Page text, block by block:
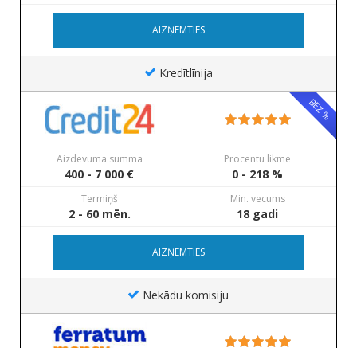
AIZŅEMTIES
Kredītlīnija
BEZ %
Aizdevuma summa
400 - 7 000 €
Procentu likme
0 - 218 %
Termiņš
2 - 60 mēn.
Min. vecums
18 gadi
AIZŅEMTIES
Nekādu komisiju